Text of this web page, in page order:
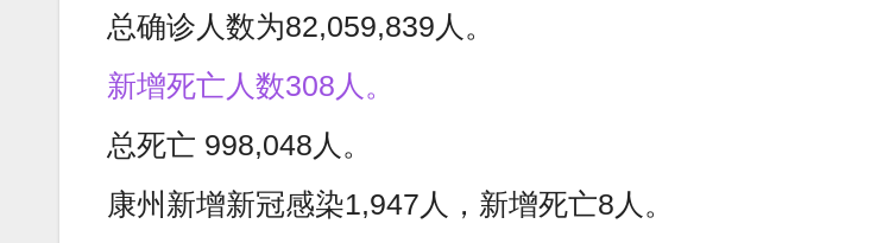
总确诊人数为82,059,839人。
新增死亡人数308人。
总死亡 998,048人。
康州新增新冠感染1,947人，新增死亡8人。